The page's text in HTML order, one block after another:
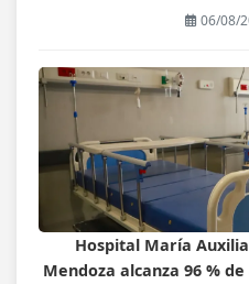
06/08/
Hospital María
Mendoza alcanza 96 %